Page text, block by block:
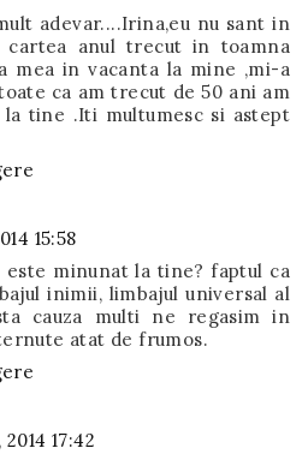
adevar....Irina,eu nu sant in
anul trecut in toamna
mea in vacanta la mine ,mi-a
ca am trecut de 50 ani am
tine .Iti multumesc si astept
15:58
este minunat la tine? faptul ca
inimii, limbajul universal al
cauza multi ne regasim in
atat de frumos.
17:42